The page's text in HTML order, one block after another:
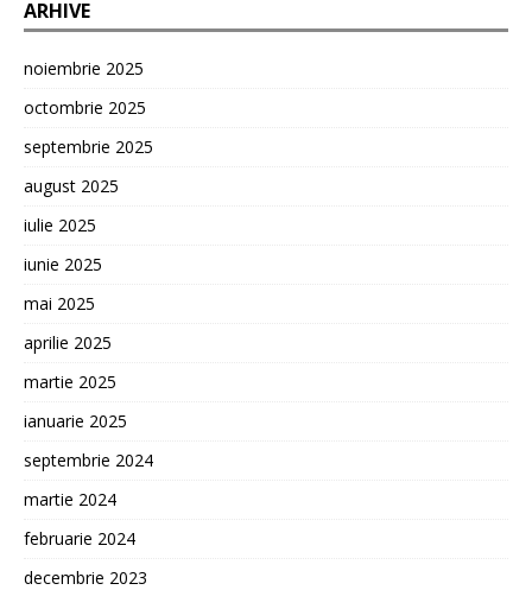
ARHIVE
noiembrie 2025
octombrie 2025
septembrie 2025
august 2025
iulie 2025
iunie 2025
mai 2025
aprilie 2025
martie 2025
ianuarie 2025
septembrie 2024
martie 2024
februarie 2024
decembrie 2023